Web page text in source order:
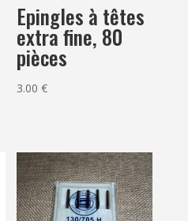
Epingles à têtes
extra fine, 80
pièces
3.00€